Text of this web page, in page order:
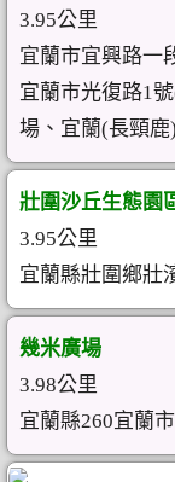
3.95公里
宜蘭市宜興路一
宜蘭市光復路1
場、宜蘭(長頸
壯圍沙丘生態園
3.95公里
宜蘭縣壯圍鄉壯
幾米廣場
3.98公里
宜蘭縣260宜蘭